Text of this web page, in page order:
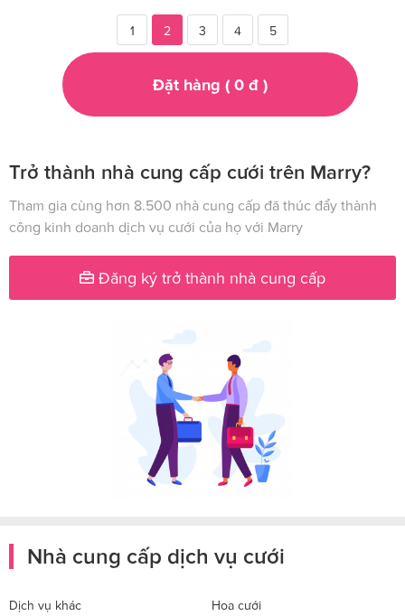
1 2 3 4 5
Đặt hàng ( 0đ )
Trở thành nhà cung cấp cưới trên Marry?
Tham gia cùng hơn 8.500 nhà cung cấp đã thúc đẩy thành
công kinh doanh dịch vụ cưới của họ với Marry
Đăng ký trở thành nhà cung cấp
Nhà cung cấp dịch vụ cưới
Dịch vụ khác Hoa cưới